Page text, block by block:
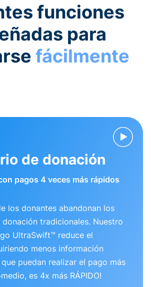
funciones
para
fácilmente
de donación
pagos 4 veces más rápidos
los donantes abandonan los
tradicionales. Nuestro
UltraSwift™ reduce el
menos información
puedan realizar el pago más
es 4x más RÁPIDO!